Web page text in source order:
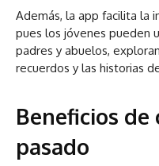
Además, la app facilita la
pues los jóvenes pueden
padres y abuelos,
recuerdos y las historias
Beneficios
pasado